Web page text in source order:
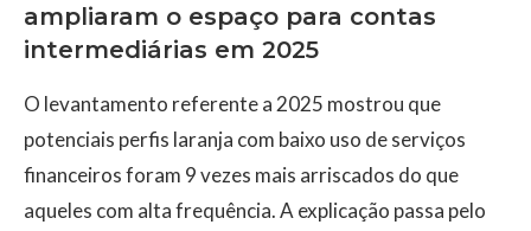
ampliaram o espaço para contas
intermediárias em 2025
O levantamento referente a 2025 mostrou que
potenciais perfis laranja com baixo uso de serviços
financeiros foram 9 vezes mais arriscados do que
aqueles com alta frequência. A explicação passa pelo